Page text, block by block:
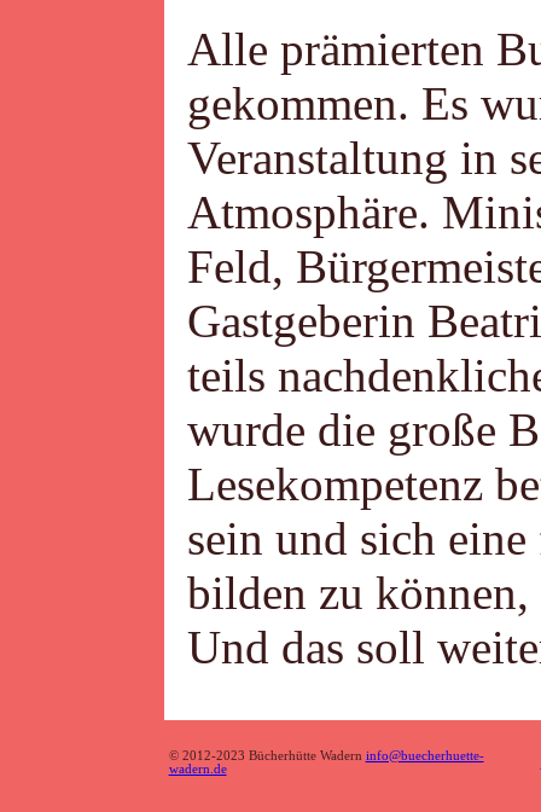
Alle prämierten
gekommen. Es
Veranstaltung in
Atmosphäre.
Feld,
Gastgeberin
teils
wurde die große
Lesekompetenz
sein und sich
bilden zu
Und das soll
© 2012-2023 Bücherhütte Wadern info@buecherhuette-
wadern.de